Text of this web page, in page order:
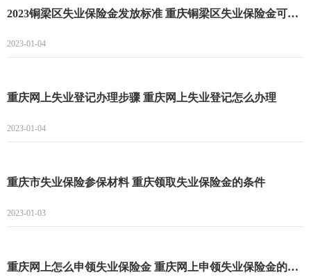
2023铜梁区失业保险金发放标准 重庆铜梁区失业保险金可以领多长时间
2023-01-04
重庆网上失业登记办理步骤 重庆网上失业登记怎么办理
2023-01-04
重庆市失业保险参保材料 重庆领取失业保险金的条件
2023-01-03
重庆网上怎么申领失业保险金 重庆网上申领失业保险金的方法